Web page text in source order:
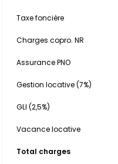
Taxe foncière
Charges copro. NR
Assurance PNO
Gestion locative (7%)
GLI (2,5%)
Vacance locative
Total charges